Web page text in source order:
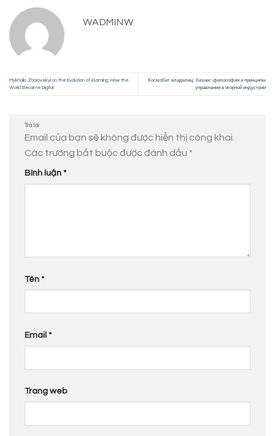
WADMINW
Mykhailo Zborovskyi on the Evolution of iGaming: How the
World Became Digital
Космобет владелец: бизнес-философия и принципы
управления в игорной индустрии
Trả lời
Email của bạn sẽ không được hiển thị công khai.
Các trường bắt buộc được đánh dấu *
Bình luận *
Tên *
Email *
Trang web